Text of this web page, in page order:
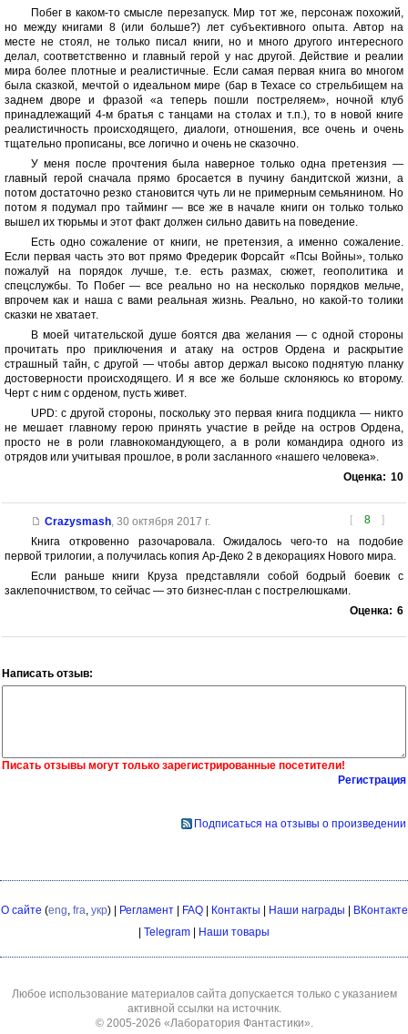
Побег в каком-то смысле перезапуск. Мир тот же, персонаж похожий,
но между книгами 8 (или больше?) лет субъективного опыта. Автор на
месте не стоял, не только писал книги, но и много другого интересного
делал, соответственно и главный герой у нас другой. Действие и реалии
мира более плотные и реалистичные. Если самая первая книга во многом
была сказкой, мечтой о идеальном мире (бар в Техасе со стрельбищем на
заднем дворе и фразой «а теперь пошли постреляем», ночной клуб
принадлежащий 4-м братья с танцами на столах и т.п.), то в новой книге
реалистичность происходящего, диалоги, отношения, все очень и очень
тщательно прописаны, все логично и очень не сказочно.
У меня после прочтения была наверное только одна претензия —
главный герой сначала прямо бросается в пучину бандитской жизни, а
потом достаточно резко становится чуть ли не примерным семьянином. Но
потом я подумал про тайминг — все же в начале книги он только только
вышел их тюрьмы и этот факт должен сильно давить на поведение.
Есть одно сожаление от книги, не претензия, а именно сожаление.
Если первая часть это вот прямо Фредерик Форсайт «Псы Войны», только
пожалуй на порядок лучше, т.е. есть размах, сюжет, геополитика и
спецслужбы. То Побег — все реально но на несколько порядков мельче,
впрочем как и наша с вами реальная жизнь. Реально, но какой-то толики
сказки не хватает.
В моей читательской душе боятся два желания — с одной стороны
прочитать про приключения и атаку на остров Ордена и раскрытие
страшный тайн, с другой — чтобы автор держал высоко поднятую планку
достоверности происходящего. И я все же больше склоняюсь ко второму.
Черт с ним с орденом, пусть живет.
UPD: с другой стороны, поскольку это первая книга подцикла — никто
не мешает главному герою принять участие в рейде на остров Ордена,
просто не в роли главнокомандующего, а в роли командира одного из
отрядов или учитывая прошлое, в роли засланного «нашего человека».
Оценка: 10
[ 8 ]
Crazysmash, 30 октября 2017 г.
Книга откровенно разочаровала. Ожидалось чего-то на подобие
первой трилогии, а получилась копия Ар-Деко 2 в декорациях Нового мира.
Если раньше книги Круза представляли собой бодрый боевик c
заклепочниством, то сейчас — это бизнес-план с пострелюшками.
Оценка: 6
Написать отзыв:
Писать отзывы могут только зарегистрированные посетители!
Регистрация
Подписаться на отзывы о произведении
О сайте (eng fra укр) | Регламент| FAQ| Контакты | Наши награды | ВКонтакте
| Telegram | Наши товары
Любое использование материалов сайта допускается только с указанием
активной ссылки на источник.
© 2005-2026 «Лаборатория Фантастики»